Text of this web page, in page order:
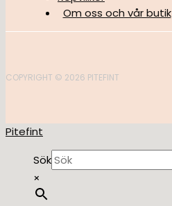
Om oss och vår butik
COPYRIGHT © 2026 PITEFINT
Pitefint
Sök
×